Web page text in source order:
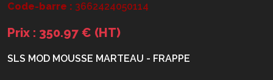
Code-barre : 3662424050114
Prix : 350.97 € (HT)
SLS MOD MOUSSE MARTEAU - FRAPPE